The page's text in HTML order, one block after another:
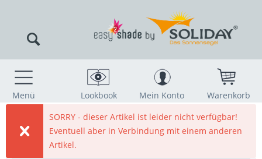
Menü Lookbook Mein Konto
Warenkorb
SORRY - dieser Artikel ist leider nicht verfügbar!
Eventuell aber in Verbindung mit einem anderen
Artikel.